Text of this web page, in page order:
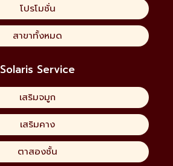
โปรโมชั่น
สาขาทั้งหมด
Solaris Service
เสริมจมูก
เสริมคาง
ตาสองชั้น